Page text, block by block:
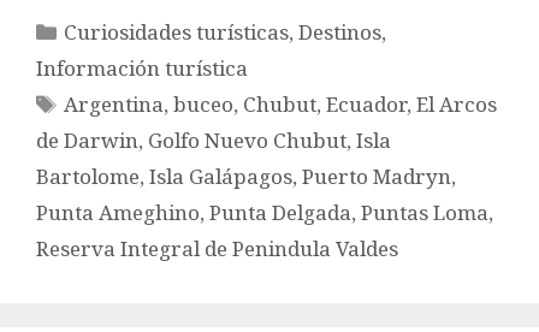
Categorías
Curiosidades turísticas,Destinos,
Información turística
Etiquetas
Argentina,buceo, Chubut,Ecuador,El Arcos
de Darwin, Golfo Nuevo Chubut, Isla
Bartolome, Isla Galápagos, Puerto Madryn,
Punta Ameghino, Punta Delgada, Puntas Loma,
Reserva Integral de Penindula Valdes